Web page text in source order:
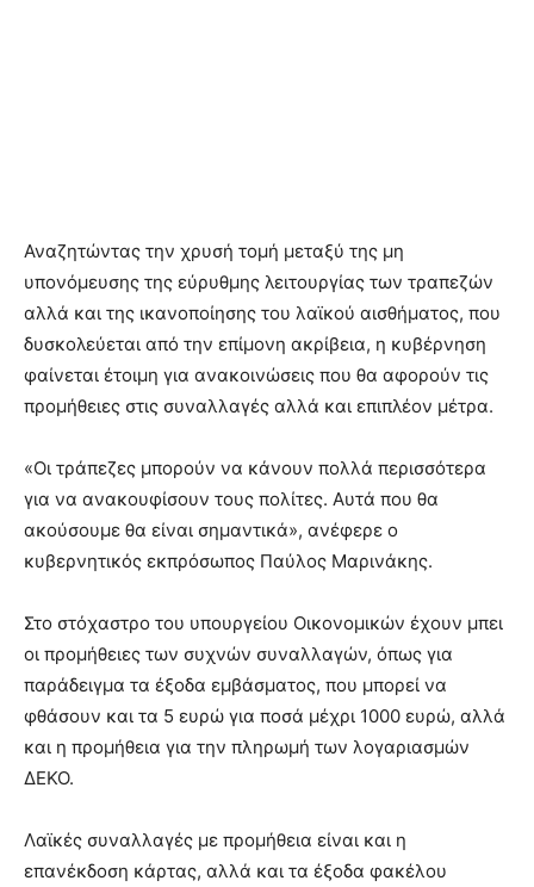
Αναζητώντας την χρυσή τομή μεταξύ της μη
υπονόμευσης της εύρυθμης λειτουργίας των τραπεζών
αλλά και της ικανοποίησης του λαϊκού αισθήματος, που
δυσκολεύεται από την επίμονη ακρίβεια, η κυβέρνηση
φαίνεται έτοιμη για ανακοινώσεις που θα αφορούν τις
προμήθειες στις συναλλαγές αλλά και επιπλέον μέτρα.
«Οι τράπεζες μπορούν να κάνουν πολλά περισσότερα
για να ανακουφίσουν τους πολίτες. Αυτά που θα
ακούσουμε θα είναι σημαντικά», ανέφερε ο
κυβερνητικός εκπρόσωπος Παύλος Μαρινάκης.
Στο στόχαστρο του υπουργείου Οικονομικών έχουν μπει
οι προμήθειες των συχνών συναλλαγών, όπως για
παράδειγμα τα έξοδα εμβάσματος, που μπορεί να
φθάσουν και τα 5 ευρώ για ποσά μέχρι 1000 ευρώ, αλλά
και η προμήθεια για την πληρωμή των λογαριασμών
ΔΕΚΟ.
Λαϊκές συναλλαγές με προμήθεια είναι και η
επανέκδοση κάρτας, αλλά και τα έξοδα φακέλου